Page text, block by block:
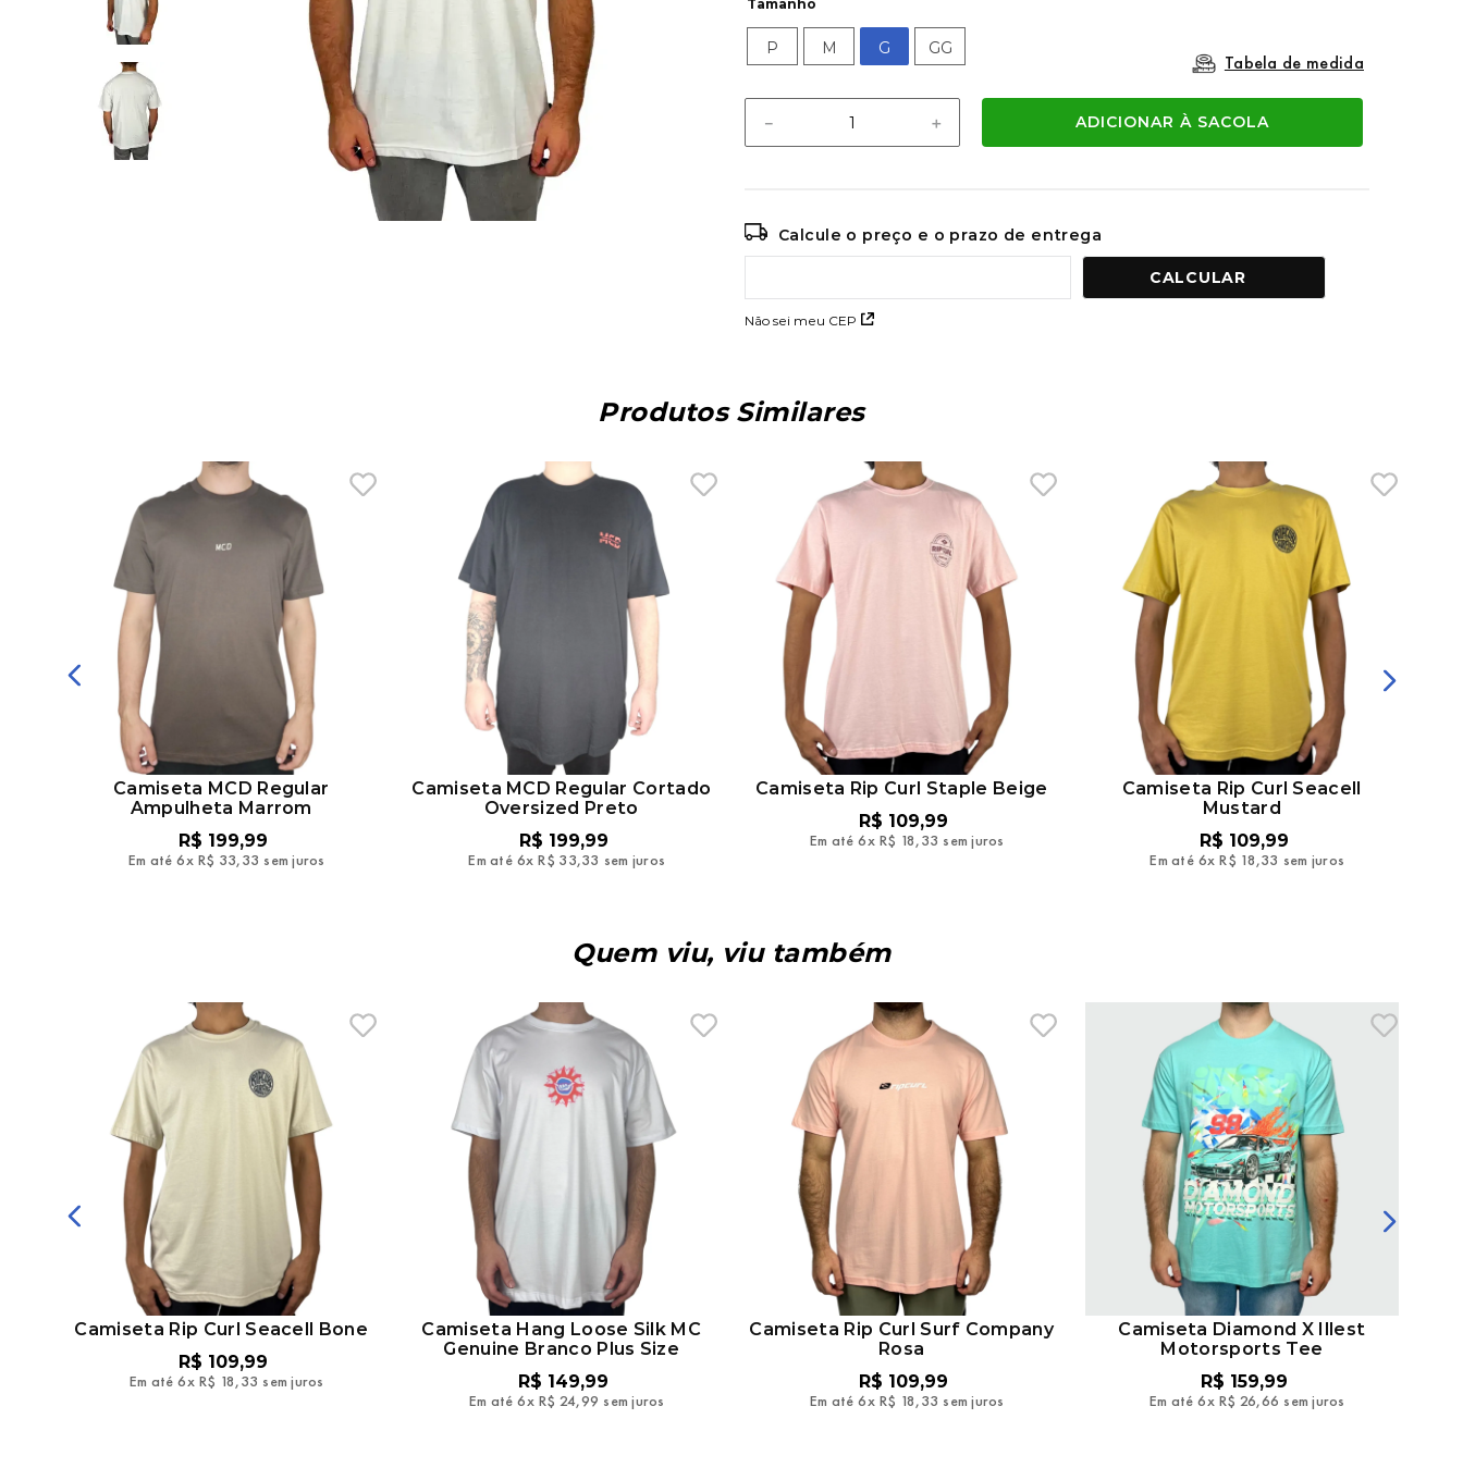
Tamanho
P M G GG
Tabela de medida
＋
－ ADICIONAR À SACOLA
Calcule o preço e o prazo de entrega
Não sei meu CEP
Produtos Similares
Camiseta MCD Regular
Ampulheta Marrom
R$ 199,99
Em até 6x R$ 33,33 sem juros
Camiseta MCD Regular Cortado
Oversized Preto
R$ 199,99
Em até 6x R$ 33,33 sem juros
Camiseta Rip Curl Staple Beige
R$ 109,99
Em até 6x R$ 18,33 sem juros
Camiseta Rip Curl Seacell
Mustard
R$ 109,99
Em até 6x R$ 18,33 sem juros
Quem viu, viu também
Camiseta Rip Curl Seacell Bone
R$ 109,99
Em até 6x R$ 18,33 sem juros
Camiseta Hang Loose Silk MC
Genuine Branco Plus Size
R$ 149,99
Em até 6x R$ 24,99 sem juros
Camiseta Rip Curl Surf Company
Rosa
R$ 109,99
Em até 6x R$ 18,33 sem juros
Camiseta Diamond X Illest
Motorsports Tee
R$ 159,99
Em até 6x R$ 26,66 sem juros